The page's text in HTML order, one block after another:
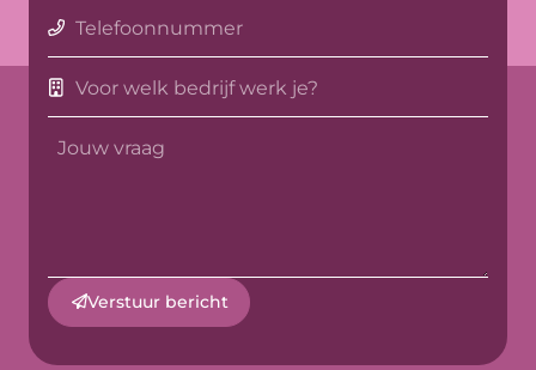
Verstuur bericht